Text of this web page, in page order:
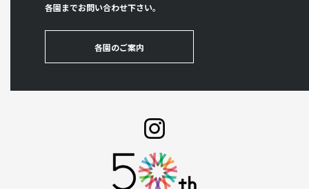
各園までお問い合わせ下さい。
各園のご案内